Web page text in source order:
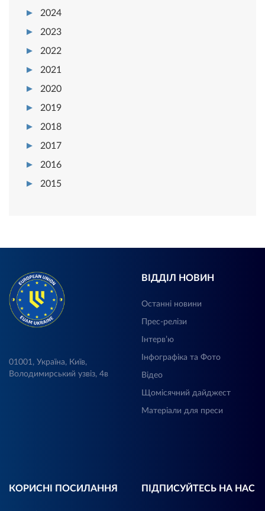
2024
2023
2022
2021
2020
2019
2018
2017
2016
2015
01001, Україна, Київ,
Володимирський узвіз, 4в
ВІДДІЛ НОВИН
Останні новини
Прес-релізи
Інтерв’ю
Інфографіка та Фото
Відео
Щомісячний дайджест
Матеріали для преси
КОРИСНІ ПОСИЛАННЯ ПІДПИСУЙТЕСЬ НА НАС